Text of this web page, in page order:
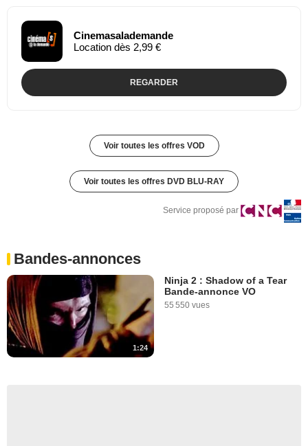
Cinemasalademande
Location dès 2,99 €
REGARDER
Voir toutes les offres VOD
Voir toutes les offres DVD BLU-RAY
Service proposé par
Bandes-annonces
1:24
Ninja 2 : Shadow of a Tear
Bande-annonce VO
55 550 vues